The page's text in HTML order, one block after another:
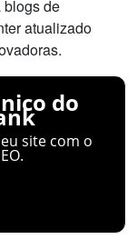
blogs de
atualizado
do
site com o